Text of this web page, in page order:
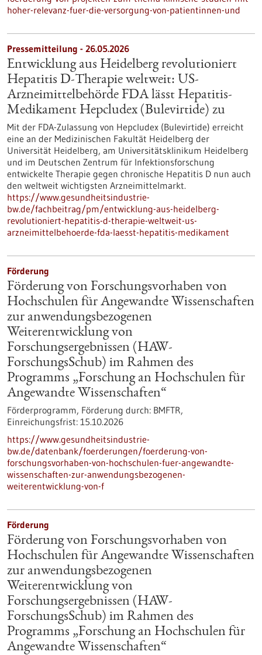
hoher-relevanz-fuer-die-versorgung-von-patientinnen-und
Pressemitteilung - 26.05.2026
Entwicklung aus Heidelberg revolutioniert
Hepatitis D-Therapie weltweit: US-
Arzneimittelbehörde FDA lässt Hepatitis-
Medikament Hepcludex (Bulevirtide) zu
Mit der FDA-Zulassung von Hepcludex (Bulevirtide) erreicht
eine an der Medizinischen Fakultät Heidelberg der
Universität Heidelberg, am Universitätsklinikum Heidelberg
und im Deutschen Zentrum für Infektionsforschung
entwickelte Therapie gegen chronische Hepatitis D nun auch
den weltweit wichtigsten Arzneimittelmarkt.
https://www.gesundheitsindustrie-
bw.de/fachbeitrag/pm/entwicklung-aus-heidelberg-
revolutioniert-hepatitis-d-therapie-weltweit-us-
arzneimittelbehoerde-fda-laesst-hepatitis-medikament
Förderung
Förderung von Forschungsvorhaben von
Hochschulen für Angewandte Wissenschaften
zur anwendungsbezogenen
Weiterentwicklung von
Forschungsergebnissen (HAW-
ForschungsSchub) im Rahmen des
Programms „Forschung an Hochschulen für
Angewandte Wissenschaften“
Förderprogramm, Förderung durch: BMFTR,
Einreichungsfrist: 15.10.2026
https://www.gesundheitsindustrie-
bw.de/datenbank/foerderungen/foerderung-von-
forschungsvorhaben-von-hochschulen-fuer-angewandte-
wissenschaften-zur-anwendungsbezogenen-
weiterentwicklung-von-f
Förderung
Förderung von Forschungsvorhaben von
Hochschulen für Angewandte Wissenschaften
zur anwendungsbezogenen
Weiterentwicklung von
Forschungsergebnissen (HAW-
ForschungsSchub) im Rahmen des
Programms „Forschung an Hochschulen für
Angewandte Wissenschaften“